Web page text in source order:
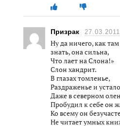
Призрак 27.03.2011
Ну да ничего, как
знать, она сильна,
Что лает на Слона!»
Слон хандрит.
В глазах томленье,
Раздраженье и
Даже в северном
Пробудил к себе он
Ко всему он
Не читает умных